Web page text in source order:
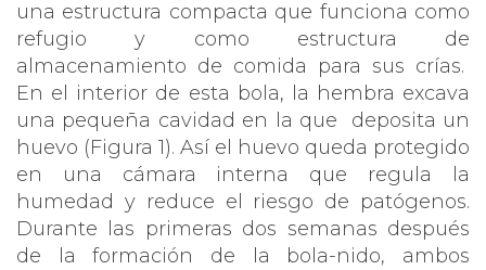
una estructura compacta que funciona como
refugio y como estructura de
almacenamiento de comida para sus crías.
En el interior de esta bola, la hembra excava
una pequeña cavidad en la que
deposita un
huevo (Figura 1). Así el huevo queda protegido
en una cámara interna que regula la
humedad y reduce el riesgo de patógenos.
Durante las primeras dos semanas después
de la formación de la bola-nido, ambos